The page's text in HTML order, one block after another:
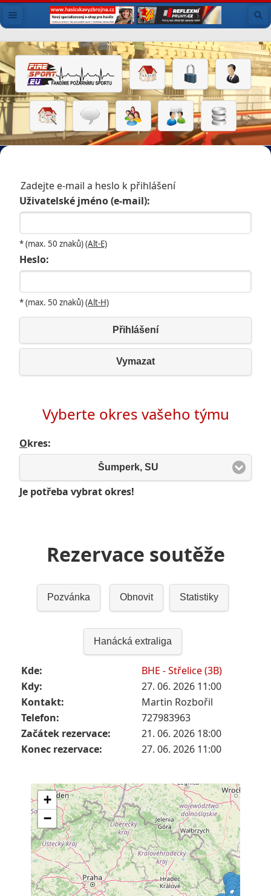
Zadejte e-mail a heslo k přihlášení
Uživatelské jméno (e-mail):
* (max. 50 znaků)(Alt-E)
Heslo:
* (max. 50 znaků)(Alt-H)
Přihlášení
Vymazat
Vyberte okres vašeho týmu
Okres:
Šumperk, SU
Je potřeba vybrat okres!
Rezervace soutěže
Pozvánka Obnovit Statistiky
Hanácká extraliga
Kde:
BHE - Střelice (3B)
Kdy:
27. 06. 2026 11:00
Kontakt:
Martin Rozbořil
Telefon:
727983963
Začátek rezervace:
21. 06. 2026 18:00
Konec rezervace:
27. 06. 2026 11:00